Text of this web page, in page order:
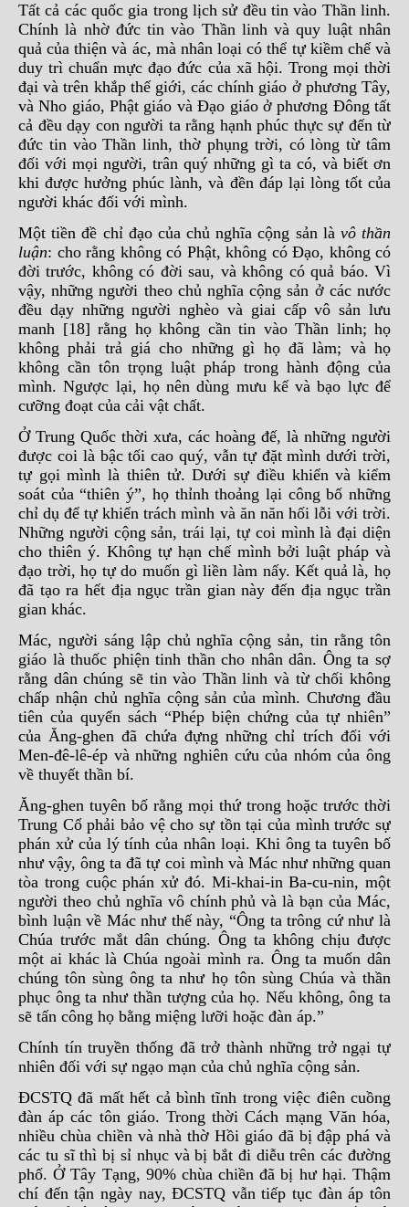
Tất cả các quốc gia trong lịch sử đều tin vào Thần linh.
Chính là nhờ đức tin vào Thần linh và quy luật nhân
quả của thiện và ác, mà nhân loại có thể tự kiềm chế và
duy trì chuẩn mực đạo đức của xã hội. Trong mọi thời
đại và trên khắp thế giới, các chính giáo ở phương Tây,
và Nho giáo, Phật giáo và Đạo giáo ở phương Đông tất
cả đều dạy con người ta rằng hạnh phúc thực sự đến từ
đức tin vào Thần linh, thờ phụng trời, có lòng từ tâm
đối với mọi người, trân quý những gì ta có, và biết ơn
khi được hưởng phúc lành, và đền đáp lại lòng tốt của
người khác đối với mình.
Một tiền đề chỉ đạo của chủ nghĩa cộng sản là vô thần
luận: cho rằng không có Phật, không có Đạo, không có
đời trước, không có đời sau, và không có quả báo. Vì
vậy, những người theo chủ nghĩa cộng sản ở các nước
đều dạy những người nghèo và giai cấp vô sản lưu
manh [18] rằng họ không cần tin vào Thần linh; họ
không phải trả giá cho những gì họ đã làm; và họ
không cần tôn trọng luật pháp trong hành động của
mình. Ngược lại, họ nên dùng mưu kế và bạo lực để
cưỡng đoạt của cải vật chất.
Ở Trung Quốc thời xưa, các hoàng đế, là những người
được coi là bậc tối cao quý, vẫn tự đặt mình dưới trời,
tự gọi mình là thiên tử. Dưới sự điều khiển và kiểm
soát của “thiên ý”, họ thỉnh thoảng lại công bố những
chỉ dụ để tự khiển trách mình và ăn năn hối lỗi với trời.
Những người cộng sản, trái lại, tự coi mình là đại diện
cho thiên ý. Không tự hạn chế mình bởi luật pháp và
đạo trời, họ tự do muốn gì liền làm nấy. Kết quả là, họ
đã tạo ra hết địa ngục trần gian này đến địa ngục trần
gian khác.
Mác, người sáng lập chủ nghĩa cộng sản, tin rằng tôn
giáo là thuốc phiện tinh thần cho nhân dân. Ông ta sợ
rằng dân chúng sẽ tin vào Thần linh và từ chối không
chấp nhận chủ nghĩa cộng sản của mình. Chương đầu
tiên của quyển sách “Phép biện chứng của tự nhiên”
của Ăng-ghen đã chứa đựng những chỉ trích đối với
Men-đê-lê-ép và những nghiên cứu của nhóm của ông
về thuyết thần bí.
Ăng-ghen tuyên bố rằng mọi thứ trong hoặc trước thời
Trung Cổ phải bảo vệ cho sự tồn tại của mình trước sự
phán xử của lý tính của nhân loại. Khi ông ta tuyên bố
như vậy, ông ta đã tự coi mình và Mác như những quan
tòa trong cuộc phán xử đó. Mi-khai-in Ba-cu-nin, một
người theo chủ nghĩa vô chính phủ và là bạn của Mác,
bình luận về Mác như thế này, “Ông ta trông cứ như là
Chúa trước mắt dân chúng. Ông ta không chịu được
một ai khác là Chúa ngoài mình ra. Ông ta muốn dân
chúng tôn sùng ông ta như họ tôn sùng Chúa và thần
phục ông ta như thần tượng của họ. Nếu không, ông ta
sẽ tấn công họ bằng miệng lưỡi hoặc đàn áp.”
Chính tín truyền thống đã trở thành những trở ngại tự
nhiên đối với sự ngạo mạn của chủ nghĩa cộng sản.
ĐCSTQ đã mất hết cả bình tĩnh trong việc điên cuồng
đàn áp các tôn giáo. Trong thời Cách mạng Văn hóa,
nhiều chùa chiền và nhà thờ Hồi giáo đã bị đập phá và
các tu sĩ thì bị sỉ nhục và bị bắt đi diễu trên các đường
phố. Ở Tây Tạng, 90% chùa chiền đã bị hư hại. Thậm
chí đến tận ngày nay, ĐCSTQ vẫn tiếp tục đàn áp tôn